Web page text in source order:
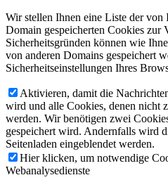
Wir stellen Ihnen eine Liste der von
Domain gespeicherten Cookies zur
Sicherheitsgründen können wie
von anderen Domains gespeichert
Sicherheitseinstellungen Ihres
Aktivieren, damit die
wird und alle Cookies, denen nicht
werden. Wir benötigen zwei
gespeichert wird. Andernfalls wird
Seitenladen eingeblendet werden.
Hier klicken, um notwendige
Webanalysedienste